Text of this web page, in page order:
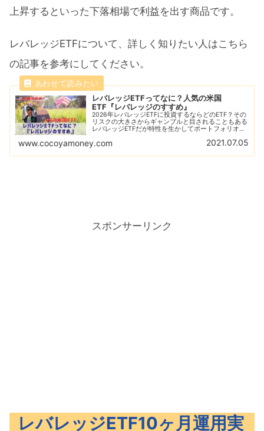
上昇するといった下落相場で利益を出す商品です。
レバレッジETFについて、詳しく知りたい人はこちら
の記事を参考にしてください。
レバレッジETFってなに？人気の米国
ETF『レバレッジのすすめ』
2026年レバレッジETFに投資するならどのETF？その
リスクの大きさからギャンブルと目されることもある
レバレッジETFだが特性を生かしてポートフォリオに
的なレバレッジETFの紹介と比較を解説！
www.cocoyamoney.com 2021.07.05
スポンサーリンク
レバレッジETF10ヶ月運用実